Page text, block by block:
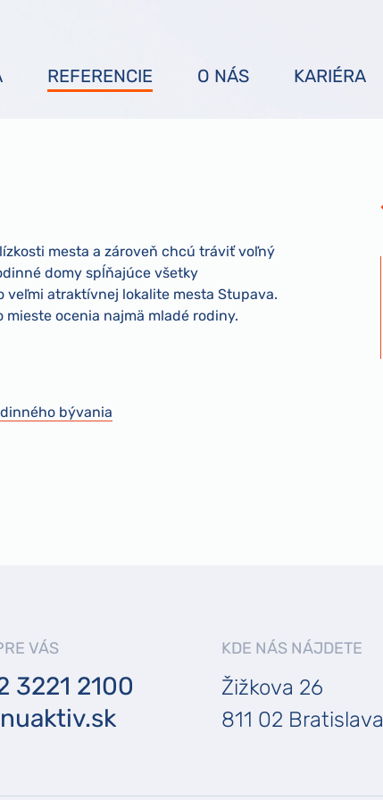
REFERENCIE O NÁS KARIÉRA
mesta a zároveň chcú tráviť voľný
domy spĺňajúce všetky
atraktívnej lokalite mesta Stupava.
mieste ocenia najmä mladé rodiny.
bývania
VÁS
3221 2100
KDE NÁS NÁJDETE
Žižkova 26
811 02 Bratislava